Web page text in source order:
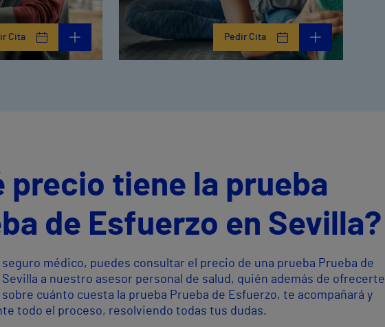
Cita Pedir Cita
precio tiene la prueba
de Esfuerzo en Sevilla?
médico, puedes consultar el precio de una prueba Prueba de
Sevilla a nuestro asesor personal de salud, quién además de
cuánto cuesta la prueba Prueba de Esfuerzo, te acompañará y
todo el proceso, resolviendo todas tus dudas.